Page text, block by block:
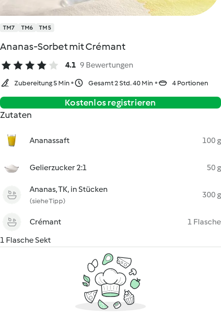
TM7 TM6 TM5
Ananas-Sorbet mit Crémant
4.1 9 Bewertungen
Zubereitung 5 Min Gesamt 2 Std. 40 Min 4 Portionen
Kostenlos registrieren
Zutaten
Ananassaft 100 g
Gelierzucker 2:1 50 g
Ananas, TK, in Stücken
(siehe Tipp)
300 g
Crémant
1 Flasche
1 Flasche Sekt